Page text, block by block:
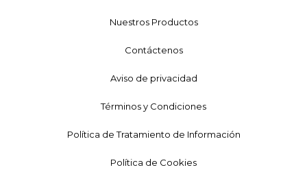
Nuestros Productos
Contáctenos
Aviso de privacidad
Términos y Condiciones
Política de Tratamiento de Información
Política de Cookies